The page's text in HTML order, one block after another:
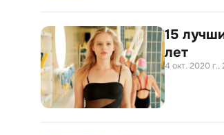
15
лет
4 окт. 2020 г.,